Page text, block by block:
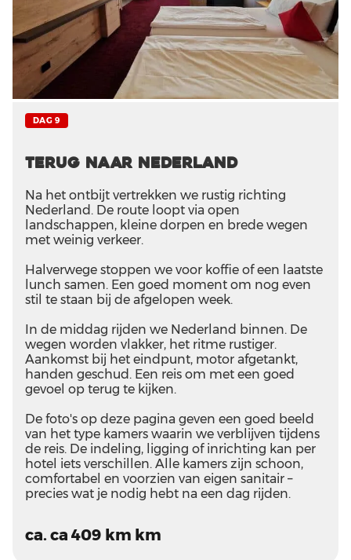
DAG 9
Terug naar Nederland
Na het ontbijt vertrekken we rustig richting
Nederland. De route loopt via open
landschappen, kleine dorpen en brede wegen
met weinig verkeer.
Halverwege stoppen we voor koffie of een laatste
lunch samen. Een goed moment om nog even
stil te staan bij de afgelopen week.
In de middag rijden we Nederland binnen. De
wegen worden vlakker, het ritme rustiger.
Aankomst bij het eindpunt, motor afgetankt,
handen geschud. Een reis om met een goed
gevoel op terug te kijken.
De foto's op deze pagina geven een goed beeld
van het type kamers waarin we verblijven tijdens
de reis. De indeling, ligging of inrichting kan per
hotel iets verschillen. Alle kamers zijn schoon,
comfortabel en voorzien van eigen sanitair –
precies wat je nodig hebt na een dag rijden.
ca. ca 409 km km